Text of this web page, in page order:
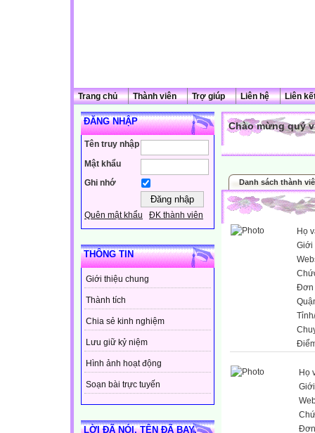
Trang chủ Thành viên Trợ giúp Liên hệ Liên
ĐĂNG NHẬP
Tên truy nhập
Mật khẩu
Ghi nhớ
Quên mật khẩu ĐK thành viên
THÔNG TIN
Giới thiệu chung
Thành tích
Chia sẻ kinh nghiệm
Lưu giữ kỷ niệm
Hình ảnh hoạt động
Soạn bài trực tuyến
LỜI ĐÃ NÓI, TÊN ĐÃ BAY,
Chào mừng quý
Danh sách thành
Họ
Giới
Đơn
Họ